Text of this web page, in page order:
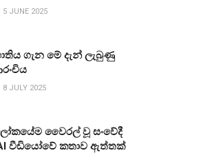
5 JUNE 2025
ගැන මේ දැන් ලැබුණු
8 JULY 2025
වෛරල් වූ සංවේදී
වීඩියෝවේ කතාව ඇත්තක්